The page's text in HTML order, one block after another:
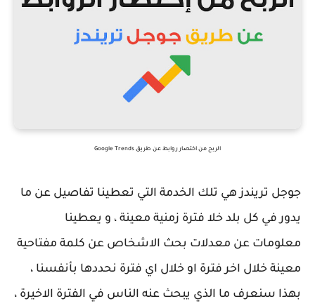
الربح من اختصار روابط عن طريق Google Trends
جوجل تريندز هي تلك الخدمة التي تعطينا تفاصيل عن ما
يدور في كل بلد خلا فترة زمنية معينة ، و يعطينا
معلومات عن معدلات بحث الاشخاص عن كلمة مفتاحية
معينة خلال اخر فترة او خلال اي فترة نحددها بأنفسنا ،
بهذا سنعرف ما الذي يبحث عنه الناس في الفترة الاخيرة ،